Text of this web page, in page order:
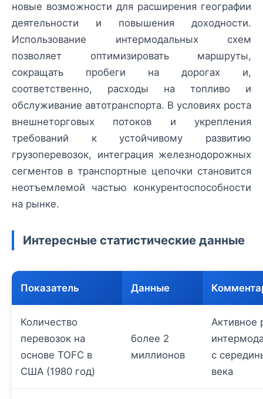
новые возможности для расширения географии
деятельности и повышения доходности.
Использование интермодальных схем
позволяет оптимизировать маршруты,
сокращать пробеги на дорогах и,
соответственно, расходы на топливо и
обслуживание автотранспорта. В условиях роста
внешнеторговых потоков и укрепления
требований к устойчивому развитию
грузоперевозок, интеграция железнодорожных
сегментов в транспортные цепочки становится
неотъемлемой частью конкурентоспособности
на рынке.
Интересные статистические данные
Показатель Данные
Количество
перевозок на
основе TOFC в
США (1980 год)
более 2
миллионов
Активное
с
века